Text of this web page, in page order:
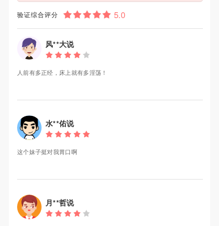
验证综合评分
风**大说
人前有多正经，床上就有多淫荡！
水**佑说
这个妹子挺对我胃口啊
月**哲说